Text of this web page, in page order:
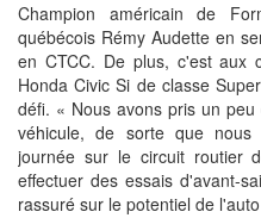
Champion américain de
québécois Rémy Audette en
en CTCC. De plus, c'est aux
Honda Civic Si de classe
défi. « Nous avons pris un
véhicule, de sorte que
journée sur le circuit routier
effectuer des essais d'avant-
rassuré sur le potentiel de